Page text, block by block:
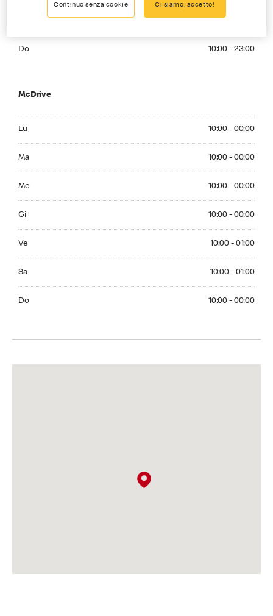
10:00 - 00:00
Saturday 10:00 - 00:00
Do 10:00 - 23:00
McDrive
Lu 10:00 - 00:00
Ma 10:00 - 00:00
Me 10:00 - 00:00
Gi 10:00 - 00:00
Ve 10:00 - 01:00
Sa 10:00 - 01:00
Do 10:00 - 00:00
Continuo senza cookie Ci siamo, accetto!